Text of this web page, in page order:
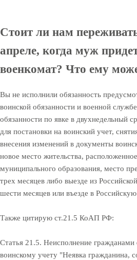
Стоит ли нам
апреле, когда муж
военкомат? Что ему
Вы не исполнили обязанность
воинской обязанности и военной
обязанности по явке в двухнедельный
для постановки на воинский учет,
внесения изменений в документы
новое место жительства,
муниципального образования, место
трех месяцев либо выезде из
шести месяцев или въезде в
Также цитирую ст.21.5 КоАП РФ:
Статья 21.5. Неисполнение гражданами
воинскому учету "Неявка гражданина,